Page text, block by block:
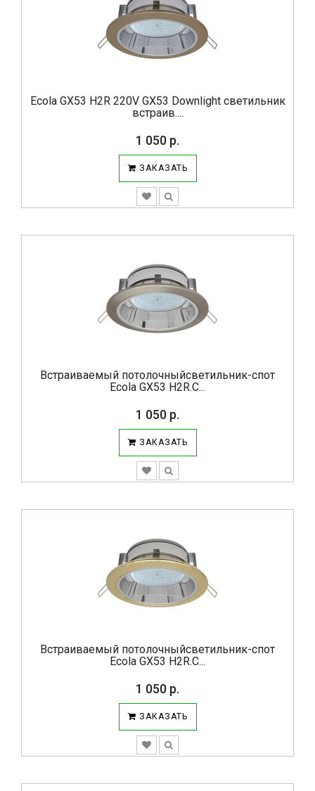
Ecola GX53 H2R 220V GX53 Downlight светильник
встраив....
1 050 р.
ЗАКАЗАТЬ
Встраиваемый потолочныйсветильник-спот
Ecola GX53 H2R.C...
1 050 р.
ЗАКАЗАТЬ
Встраиваемый потолочныйсветильник-спот
Ecola GX53 H2R.C...
1 050 р.
ЗАКАЗАТЬ